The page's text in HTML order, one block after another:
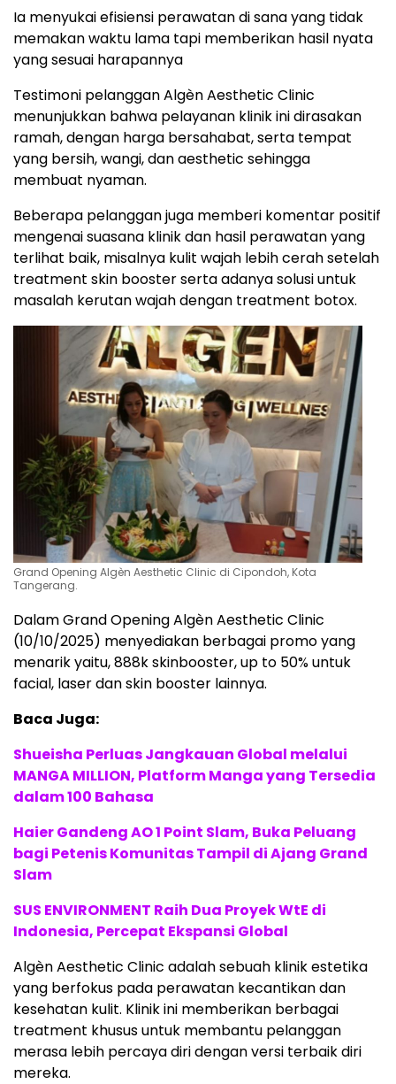
Ia menyukai efisiensi perawatan di sana yang tidak
memakan waktu lama tapi memberikan hasil nyata
yang sesuai harapannya
Testimoni pelanggan Algèn Aesthetic Clinic
menunjukkan bahwa pelayanan klinik ini dirasakan
ramah, dengan harga bersahabat, serta tempat
yang bersih, wangi, dan aesthetic sehingga
membuat nyaman.
Beberapa pelanggan juga memberi komentar positif
mengenai suasana klinik dan hasil perawatan yang
terlihat baik, misalnya kulit wajah lebih cerah setelah
treatment skin booster serta adanya solusi untuk
masalah kerutan wajah dengan treatment botox.
Grand Opening Algèn Aesthetic Clinic di Cipondoh, Kota
Tangerang.
Dalam Grand Opening Algèn Aesthetic Clinic
(10/10/2025) menyediakan berbagai promo yang
menarik yaitu, 888k skinbooster, up to 50% untuk
facial, laser dan skin booster lainnya.
Baca Juga:
Shueisha Perluas Jangkauan Global melalui
MANGA MILLION, Platform Manga yang Tersedia
dalam 100 Bahasa
Haier Gandeng AO 1 Point Slam, Buka Peluang
bagi Petenis Komunitas Tampil di Ajang Grand
Slam
SUS ENVIRONMENT Raih Dua Proyek WtE di
Indonesia, Percepat Ekspansi Global
Algèn Aesthetic Clinic adalah sebuah klinik estetika
yang berfokus pada perawatan kecantikan dan
kesehatan kulit. Klinik ini memberikan berbagai
treatment khusus untuk membantu pelanggan
merasa lebih percaya diri dengan versi terbaik diri
mereka.